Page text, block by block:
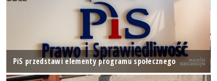
PiS przedstawi elementy programu społecznego